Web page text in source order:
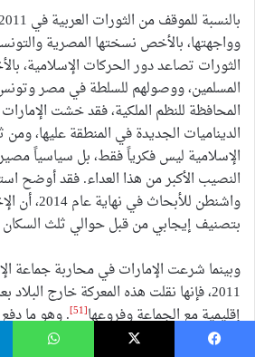
وواجهتها، بالأخص نسختها المصرية
الثورات تصاعد دور الحركات الإسلامية،
المسلمين، ووصولهم للسلطة في مصر
المحافظة للنظم الملكية، فقد خشت
الديناميات الجديدة في المنطقة عليها،
الإسلامية ليس فكرياً فقط، بل سياسياً
النصيب الأكبر من هذا العداء. فقد أوضح
واشنطن
بتصنيف إيجابي من قبل حوالي ثلث
وبينما شرعت الإمارات في محاربة جماعة
إقليمية مع الجماعة وفروعها[51]
. وهو ما
في مصر في 3 يوليو 2013